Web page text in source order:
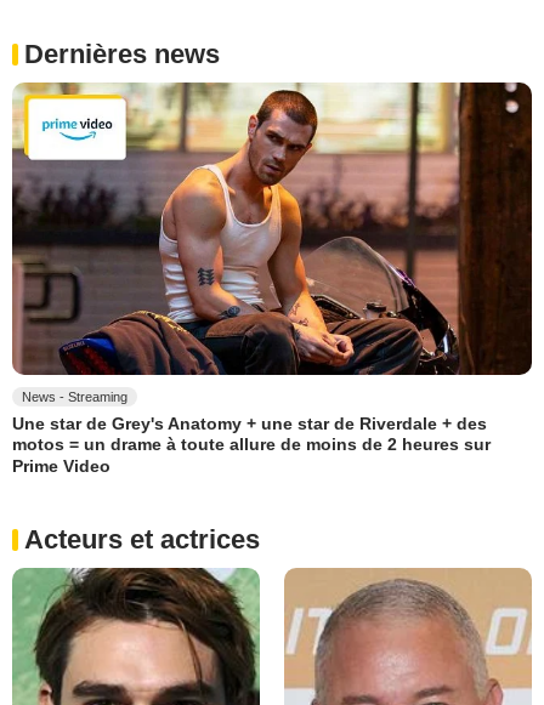
Dernières news
News - Streaming
Une star de Grey's Anatomy + une star de Riverdale + des
motos = un drame à toute allure de moins de 2 heures sur
Prime Video
Acteurs et actrices